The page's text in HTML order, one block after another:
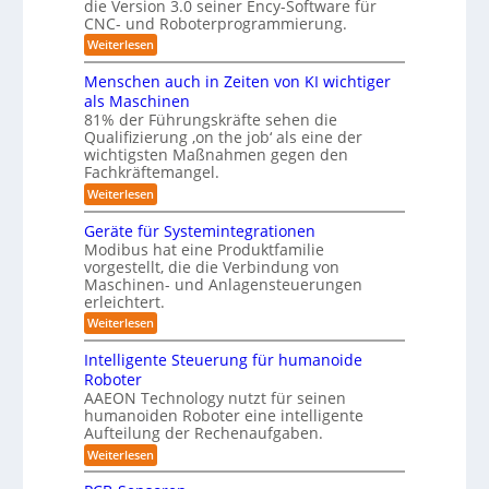
y
s
t
m
f
ü
r
R
o
b
o
t
i
k
u
n
d
o
g
i
s
i
n
r
ä
u
m
e
b
i
s
S
O
-
K
l
s
e
5
z
e
e
i
c
h
v
o
n
m
i
l
i
t
ä
r
i
s
c
h
e
r
B
o
e
r
o
b
o
t
i
S
t
a
t
i
o
n
e
n
-
S
c
h
w
i
ß
c
o
b
o
t
die Version 3.0 seiner Ency-Software für
CNC- und Roboterprogrammierung.
Weiterlesen:
P
ä
s
e
n
t
a
t
i
o
n
v
o
n
E
n
c
y
.
Menschen auch in Zeiten von KI wichtiger
als Maschinen
81% der Führungskräfte sehen die
Qualifizierung ‚on the job‘ als eine der
wichtigsten Maßnahmen gegen den
Fachkräftemangel.
Weiterlesen:
M
n
s
c
h
e
n
a
u
c
n
Z
e
i
t
Geräte für Systemintegrationen
Modibus hat eine Produktfamilie
vorgestellt, die die Verbindung von
Maschinen- und Anlagensteuerungen
erleichtert.
Weiterlesen:
G
e
r
t
e
f
ü
r
S
Intelligente Steuerung für humanoide
Roboter
AAEON Technology nutzt für seinen
humanoiden Roboter eine intelligente
Aufteilung der Rechenaufgaben.
Weiterlesen:
I